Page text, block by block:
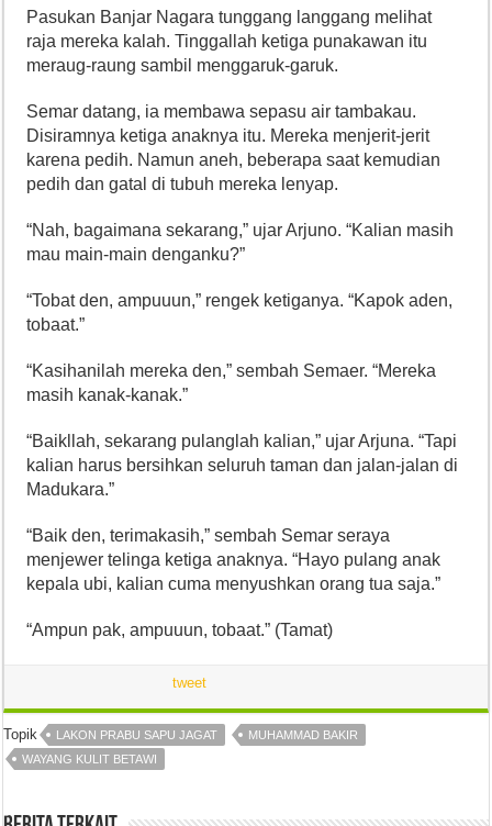
Pasukan Banjar Nagara tunggang langgang melihat
raja mereka kalah. Tinggallah ketiga punakawan itu
meraug-raung sambil menggaruk-garuk.
Semar datang, ia membawa sepasu air tambakau.
Disiramnya ketiga anaknya itu. Mereka menjerit-jerit
karena pedih. Namun aneh, beberapa saat kemudian
pedih dan gatal di tubuh mereka lenyap.
“Nah, bagaimana sekarang,” ujar Arjuno. “Kalian masih
mau main-main denganku?”
“Tobat den, ampuuun,” rengek ketiganya. “Kapok aden,
tobaat.”
“Kasihanilah mereka den,” sembah Semaer. “Mereka
masih kanak-kanak.”
“Baikllah, sekarang pulanglah kalian,” ujar Arjuna. “Tapi
kalian harus bersihkan seluruh taman dan jalan-jalan di
Madukara.”
“Baik den, terimakasih,” sembah Semar seraya
menjewer telinga ketiga anaknya. “Hayo pulang anak
kepala ubi, kalian cuma menyushkan orang tua saja.”
“Ampun pak, ampuuun, tobaat.” (Tamat)
tweet
Topik LAKON PRABU SAPU JAGAT
MUHAMMAD BAKIR
WAYANG KULIT BETAWI